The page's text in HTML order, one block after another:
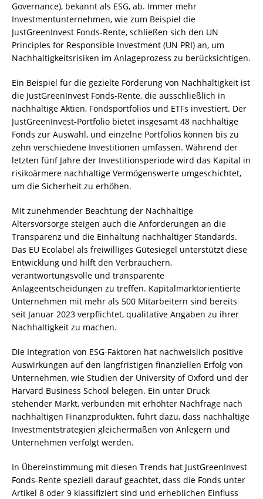
Governance), bekannt als ESG, ab. Immer mehr
Investmentunternehmen, wie zum Beispiel die
JustGreenInvest Fonds-Rente, schließen sich den UN
Principles for Responsible Investment (UN PRI) an, um
Nachhaltigkeitsrisiken im Anlageprozess zu berücksichtigen.
Ein Beispiel für die gezielte Förderung von Nachhaltigkeit ist
die JustGreenInvest Fonds-Rente, die ausschließlich in
nachhaltige Aktien, Fondsportfolios und ETFs investiert. Der
JustGreenInvest-Portfolio bietet insgesamt 48 nachhaltige
Fonds zur Auswahl, und einzelne Portfolios können bis zu
zehn verschiedene Investitionen umfassen. Während der
letzten fünf Jahre der Investitionsperiode wird das Kapital in
risikoärmere nachhaltige Vermögenswerte umgeschichtet,
um die Sicherheit zu erhöhen.
Mit zunehmender Beachtung der Nachhaltige
Altersvorsorge steigen auch die Anforderungen an die
Transparenz und die Einhaltung nachhaltiger Standards.
Das EU Ecolabel als freiwilliges Gütesiegel unterstützt diese
Entwicklung und hilft den Verbrauchern,
verantwortungsvolle und transparente
Anlageentscheidungen zu treffen. Kapitalmarktorientierte
Unternehmen mit mehr als 500 Mitarbeitern sind bereits
seit Januar 2023 verpflichtet, qualitative Angaben zu ihrer
Nachhaltigkeit zu machen.
Die Integration von ESG-Faktoren hat nachweislich positive
Auswirkungen auf den langfristigen finanziellen Erfolg von
Unternehmen, wie Studien der University of Oxford und der
Harvard Business School belegen. Ein unter Druck
stehender Markt, verbunden mit erhöhter Nachfrage nach
nachhaltigen Finanzprodukten, führt dazu, dass nachhaltige
Investmentstrategien gleichermaßen von Anlegern und
Unternehmen verfolgt werden.
In Übereinstimmung mit diesen Trends hat JustGreenInvest
Fonds-Rente speziell darauf geachtet, dass die Fonds unter
Artikel 8 oder 9 klassifiziert sind und erheblichen Einfluss